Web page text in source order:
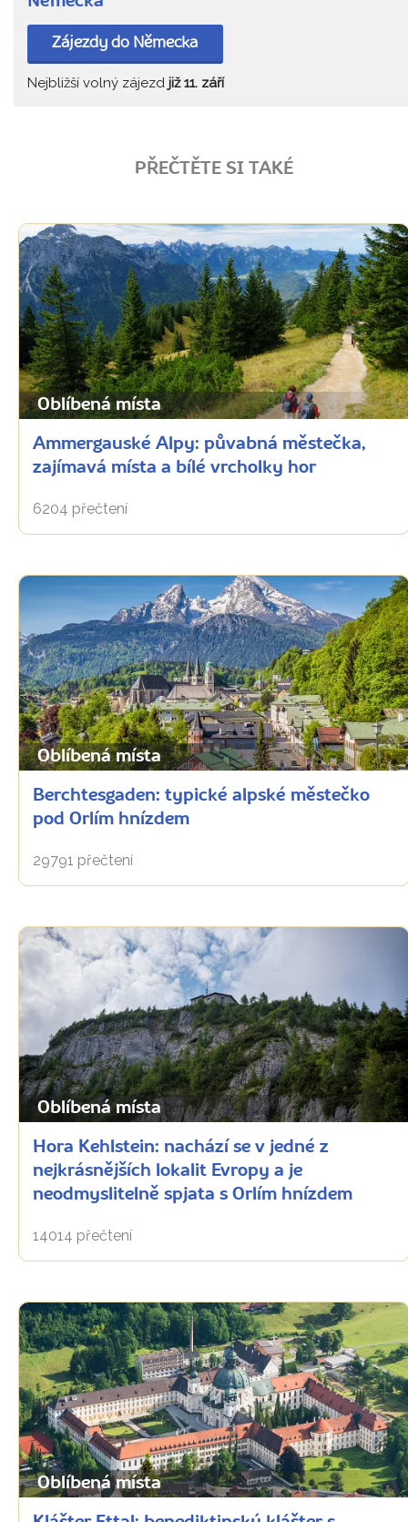
Zájezdy do Německa
Nejbližší volný zájezd již 11. září
PŘEČTĚTE SI TAKÉ
Oblíbená místa
Ammergauské Alpy: půvabná městečka,
zajímavá místa a bílé vrcholky hor
6204 přečtení
Oblíbená místa
Berchtesgaden: typické alpské městečko
pod Orlím hnízdem
29791 přečtení
Oblíbená místa
Hora Kehlstein: nachází se v jedné z
nejkrásnějších lokalit Evropy a je
neodmyslitelně spjata s Orlím hnízdem
14014 přečtení
Oblíbená místa